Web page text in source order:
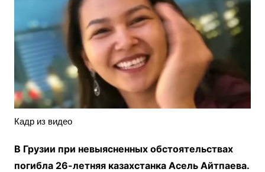
Кадр из видео
В Грузии при невыясненных обстоятельствах
погибла 26-летняя казахстанка Асель Айтпаева.